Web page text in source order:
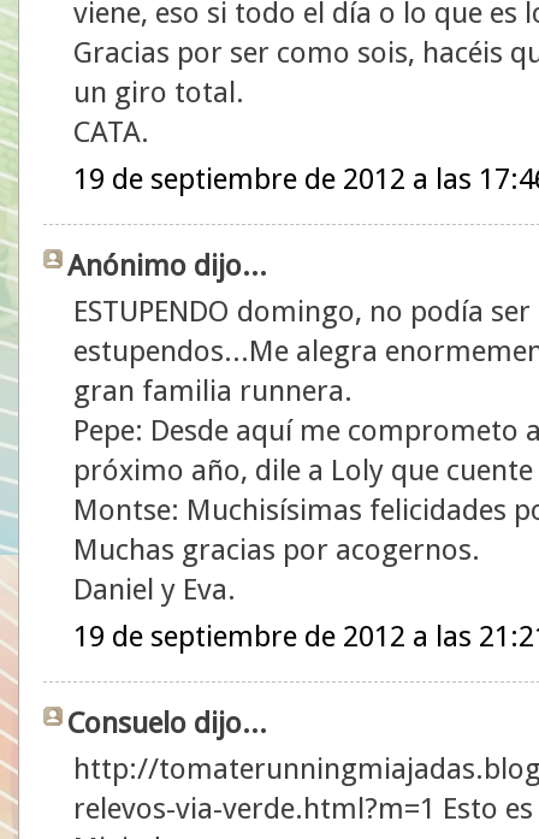
viene, eso si todo el día o lo que
Gracias por ser como sois, hacéis
un giro total.
CATA.
19 de septiembre de 2012 a las
Anónimo dijo...
ESTUPENDO domingo, no podía
estupendos...Me alegra
gran familia runnera.
Pepe: Desde aquí me comprometo
próximo año, dile a Loly que
Montse: Muchisísimas felicidades
Muchas gracias por acogernos.
Daniel y Eva.
19 de septiembre de 2012 a las
Consuelo dijo...
http://
relevos-via-verde.html?m=1 Esto